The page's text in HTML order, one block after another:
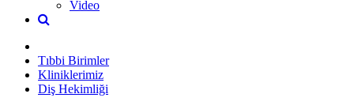
Video
Tıbbi Birimler
Kliniklerimiz
Diş Hekimliği